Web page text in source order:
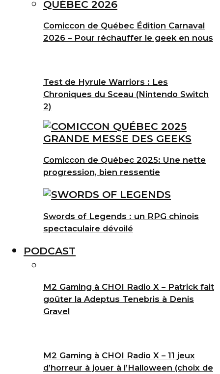
Comiccon de Québec Édition Carnaval
2026 – Pour réchauffer le geek en nous
Test de Hyrule Warriors : Les
Chroniques du Sceau (Nintendo Switch
2)
Comiccon de Québec 2025: Une nette
progression, bien ressentie
Swords of Legends : un RPG chinois
spectaculaire dévoilé
PODCAST
M2 Gaming à CHOI Radio X – Patrick fait
goûter la Adeptus Tenebris à Denis
Gravel
M2 Gaming à CHOI Radio X – 11 jeux
d’horreur à jouer à l’Halloween (choix de